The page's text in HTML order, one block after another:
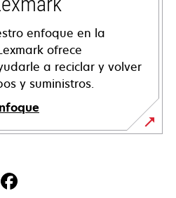
enfoque en la
ofrece
a reciclar y volver
y suministros.